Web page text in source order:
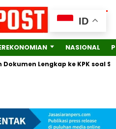
NASIONAL
Lengkap ke KPK soal Surat
ID